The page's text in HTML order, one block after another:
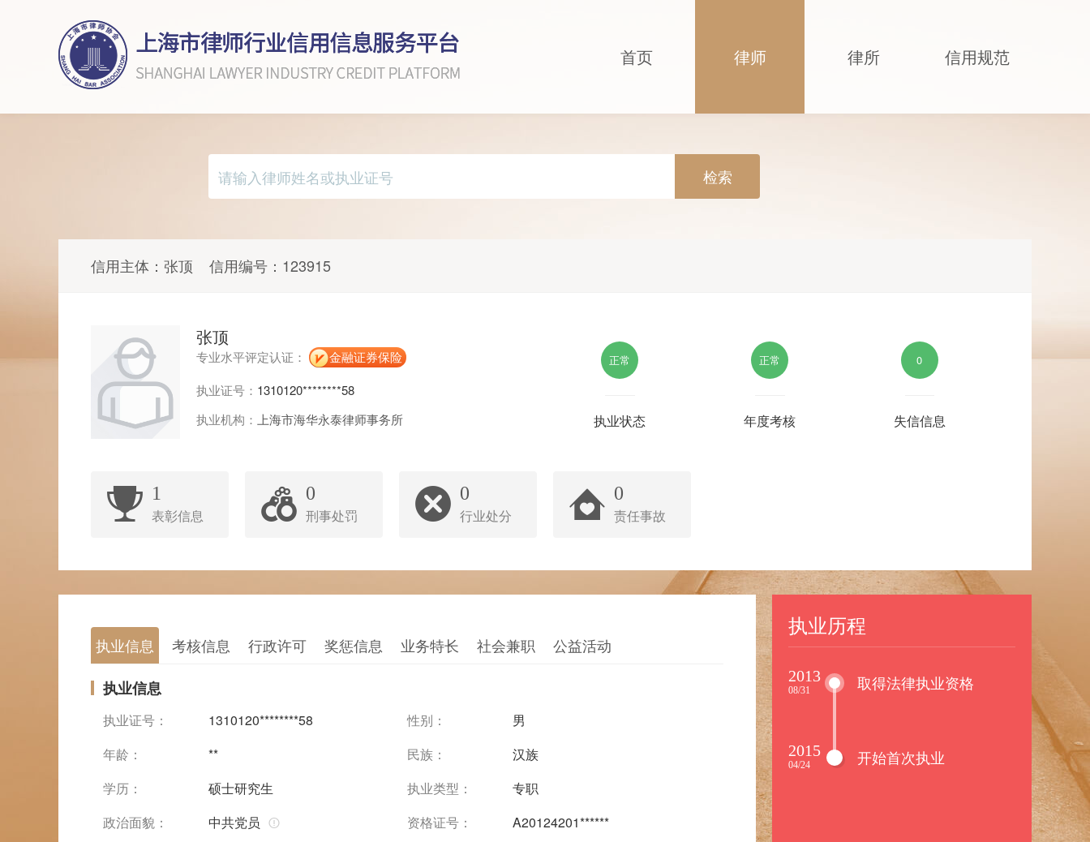
首页 律师 律所 信用规范
检索
信用主体： 张顶 信用编号： 123915
张顶
专业水平评定认证：
金融证券保险
执业证号： 1310120********58
执业机构： 上海市海华永泰律师事务所
正常
执业状态
正常
年度考核
0
失信信息
1
表彰信息
0
刑事处罚
0
行业处分
0
责任事故
执业信息 考核信息 行政许可 奖惩信息 业务特长 社会兼职 公益活动
执业信息
执业证号： 1310120********58 性别：
男
年龄：
** 民族：
汉族
学历：
硕士研究生 执业类型：
专职
政治面貌：
中共党员 资格证号：
A20124201******
执业历程
2013
08/31 取得法律执业资格
2015
04/24 开始首次执业